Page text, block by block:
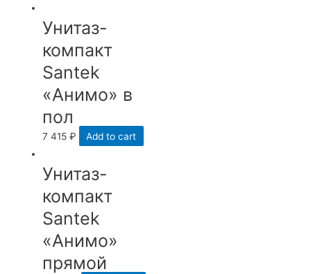
Унитаз-
компакт
Santek
«Анимо» в
пол
7 415₽ Add to cart
Унитаз-
компакт
Santek
«Анимо»
прямой